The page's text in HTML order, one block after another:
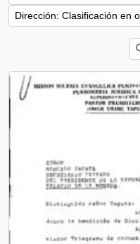
Dirección: Clasificación en